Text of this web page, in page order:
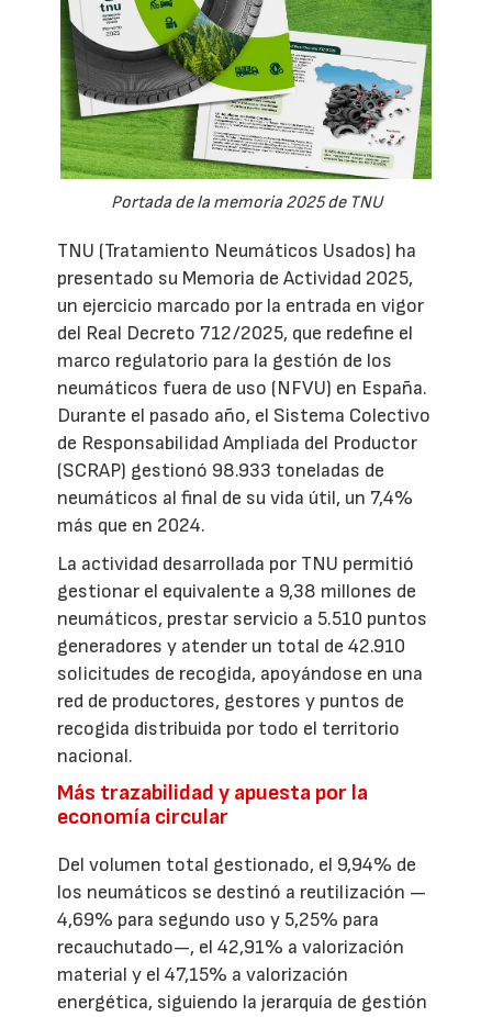
Portada de la memoria 2025 de TNU
TNU (Tratamiento Neumáticos Usados) ha
presentado su Memoria de Actividad 2025,
un ejercicio marcado por la entrada en vigor
del Real Decreto 712/2025, que redefine el
marco regulatorio para la gestión de los
neumáticos fuera de uso (NFVU) en España.
Durante el pasado año, el Sistema Colectivo
de Responsabilidad Ampliada del Productor
(SCRAP) gestionó 98.933 toneladas de
neumáticos al final de su vida útil, un 7,4%
más que en 2024.
La actividad desarrollada por TNU permitió
gestionar el equivalente a 9,38 millones de
neumáticos, prestar servicio a 5.510 puntos
generadores y atender un total de 42.910
solicitudes de recogida, apoyándose en una
red de productores, gestores y puntos de
recogida distribuida por todo el territorio
nacional.
Más trazabilidad y apuesta por la
economía circular
Del volumen total gestionado, el 9,94% de
los neumáticos se destinó a reutilización —
4,69% para segundo uso y 5,25% para
recauchutado—, el 42,91% a valorización
material y el 47,15% a valorización
energética, siguiendo la jerarquía de gestión